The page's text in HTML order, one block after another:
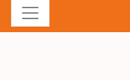
Navigation anzeigen